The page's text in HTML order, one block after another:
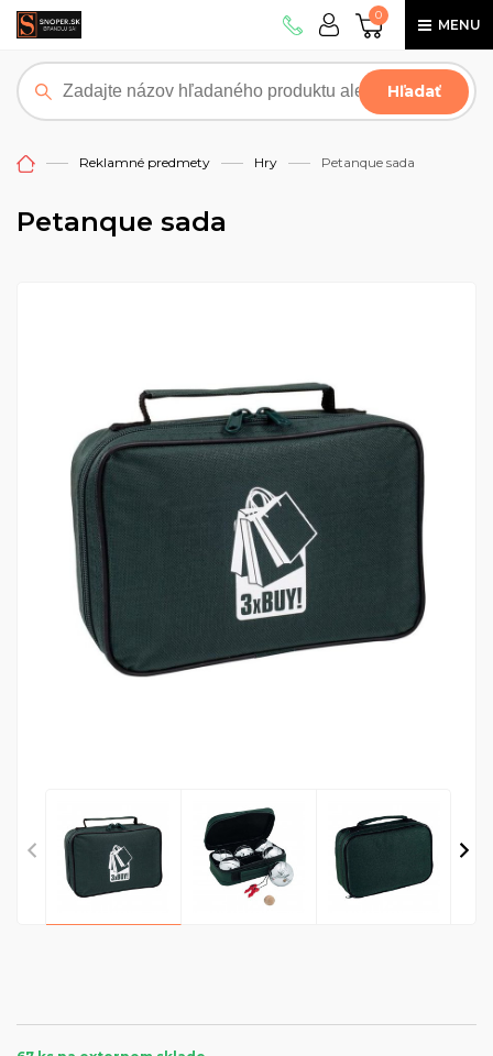
0
MENU
Hľadať
Reklamné predmety Hry Petanque sada
Petanque sada